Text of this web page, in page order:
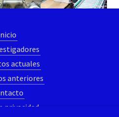
actuales
anteriores
privacidad